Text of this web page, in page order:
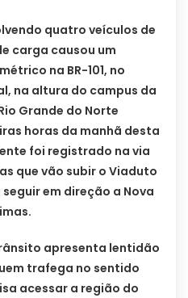
quatro veículos de
carga causou um
na BR-101, no
na altura do campus da
Grande do Norte
horas da manhã desta
foi registrado na via
que vão subir o Viaduto
em direção a Nova
apresenta lentidão
trafega no sentido
acessar a região do